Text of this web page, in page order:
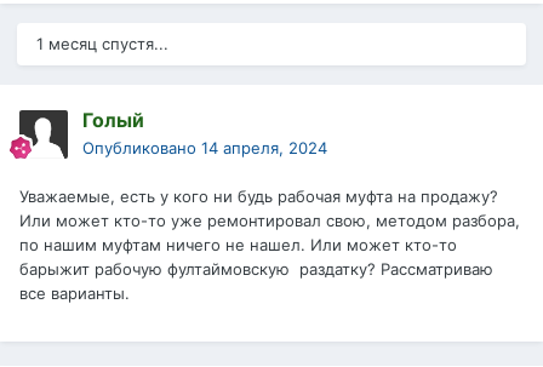
1 месяц спустя...
Голый
Опубликовано 14 апреля, 2024
Уважаемые, есть у кого ни будь рабочая муфта на продажу?
Или может кто-то уже ремонтировал свою, методом разбора,
по нашим муфтам ничего не нашел. Или может кто-то
барыжит рабочую фултаймовскую раздатку? Рассматриваю
все варианты.